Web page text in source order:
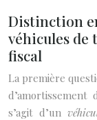
Distinction
véhicules
fiscal
La première
d’amortissement
s’agit d’un